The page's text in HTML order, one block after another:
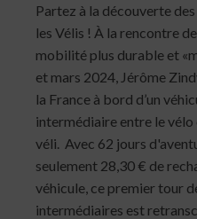
Partez à la découverte
les Vélis ! À la rencontre
mobilité plus durable et
et mars 2024, Jérôme
la France à bord d’un
intermédiaire entre le
véli. Avec 62 jours
seulement 28,30 € de
véhicule, ce premier tour
intermédiaires est